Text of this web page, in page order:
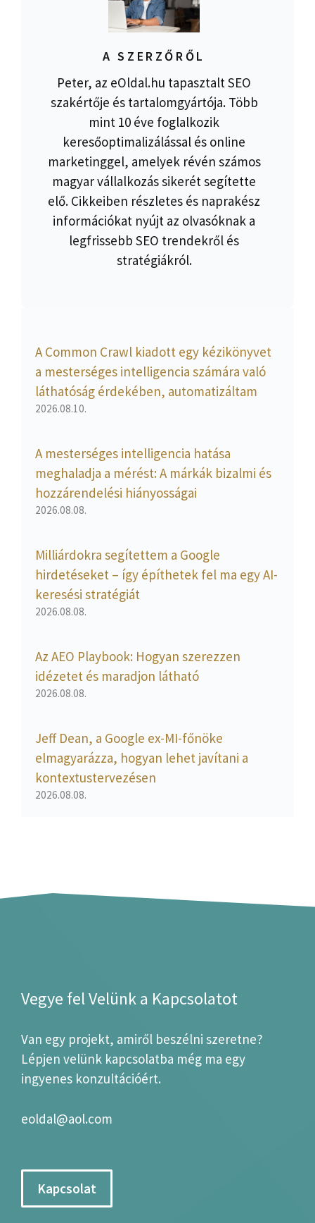
A SZERZŐRŐL
Peter, az eOldal.hu tapasztalt SEO
szakértője és tartalomgyártója. Több
mint 10 éve foglalkozik
keresőoptimalizálással és online
marketinggel, amelyek révén számos
magyar vállalkozás sikerét segítette
elő. Cikkeiben részletes és naprakész
információkat nyújt az olvasóknak a
legfrissebb SEO trendekről és
stratégiákról.
A Common Crawl kiadott egy kézikönyvet
a mesterséges intelligencia számára való
láthatóság érdekében, automatizáltam
2026.08.10.
A mesterséges intelligencia hatása
meghaladja a mérést: A márkák bizalmi és
hozzárendelési hiányosságai
2026.08.08.
Milliárdokra segítettem a Google
hirdetéseket – így építhetek fel ma egy AI-
keresési stratégiát
2026.08.08.
Az AEO Playbook: Hogyan szerezzen
idézetet és maradjon látható
2026.08.08.
Jeff Dean, a Google ex-MI-főnöke
elmagyarázza, hogyan lehet javítani a
kontextustervezésen
2026.08.08.
Vegye fel Velünk a Kapcsolatot
Van egy projekt, amiről beszélni szeretne?
Lépjen velünk kapcsolatba még ma egy
ingyenes konzultációért.
eoldal@aol.com
Kapcsolat